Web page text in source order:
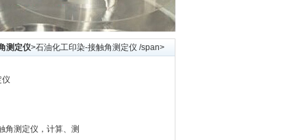
测定仪>石油化工印染-接触角测定仪 /span>
角测定仪，计算、测